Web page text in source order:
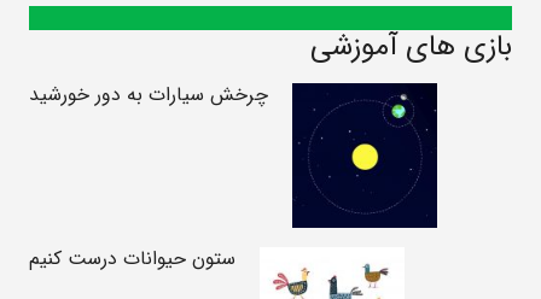
بازی های آموزشی
چرخش سیارات به دور خورشید
ستون حیوانات درست کنیم